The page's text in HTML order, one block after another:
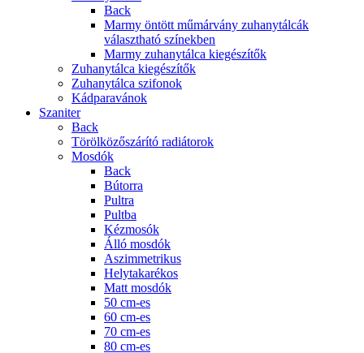
Back
Marmy öntött műmárvány zuhanytálcák
választható színekben
Marmy zuhanytálca kiegészítők
Zuhanytálca kiegészítők
Zuhanytálca szifonok
Kádparavánok
Szaniter
Back
Törölközőszárító radiátorok
Mosdók
Back
Bútorra
Pultra
Pultba
Kézmosók
Álló mosdók
Aszimmetrikus
Helytakarékos
Matt mosdók
50 cm-es
60 cm-es
70 cm-es
80 cm-es